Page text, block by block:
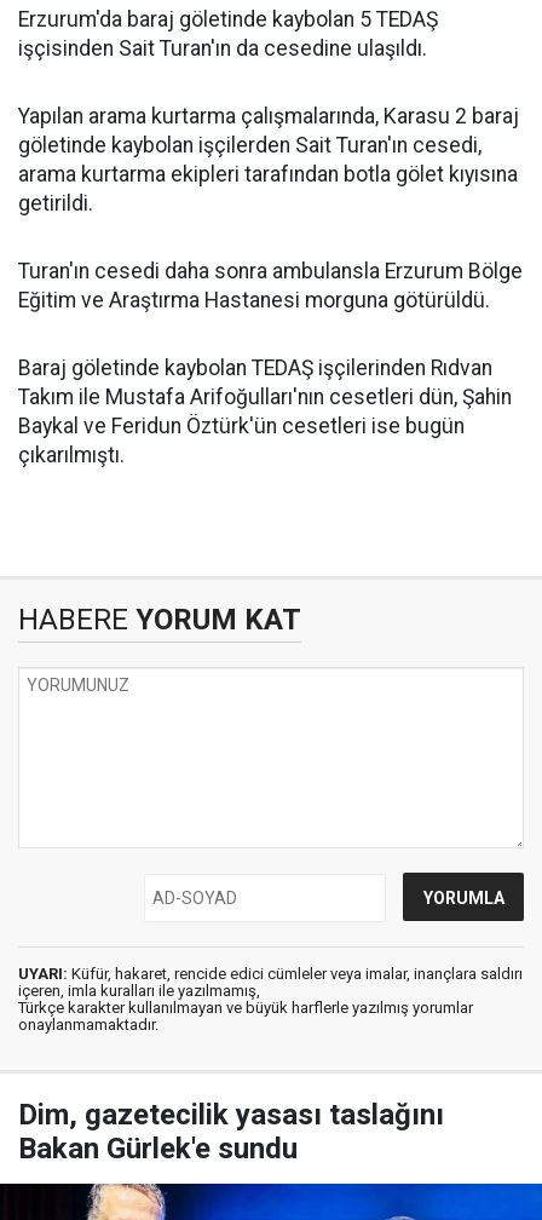
Erzurum'da baraj göletinde kaybolan 5 TEDAŞ
işçisinden Sait Turan'ın da cesedine ulaşıldı.
Yapılan arama kurtarma çalışmalarında, Karasu 2 baraj
göletinde kaybolan işçilerden Sait Turan'ın cesedi,
arama kurtarma ekipleri tarafından botla gölet kıyısına
getirildi.
Turan'ın cesedi daha sonra ambulansla Erzurum Bölge
Eğitim ve Araştırma Hastanesi morguna götürüldü.
Baraj göletinde kaybolan TEDAŞ işçilerinden Rıdvan
Takım ile Mustafa Arifoğulları'nın cesetleri dün, Şahin
Baykal ve Feridun Öztürk'ün cesetleri ise bugün
çıkarılmıştı.
HABERE YORUM KAT
UYARI: Küfür, hakaret, rencide edici cümleler veya imalar, inançlara saldırı
içeren, imla kuralları ile yazılmamış,
Türkçe karakter kullanılmayan ve büyük harflerle yazılmış yorumlar
onaylanmamaktadır.
Dim, gazetecilik yasası taslağını
Bakan Gürlek'e sundu